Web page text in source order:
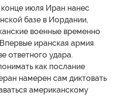
июля Иран нанес
базе в Иордании,
военные временно
иранская армия
ответного удара.
как послание
намерен сам диктовать
американскому